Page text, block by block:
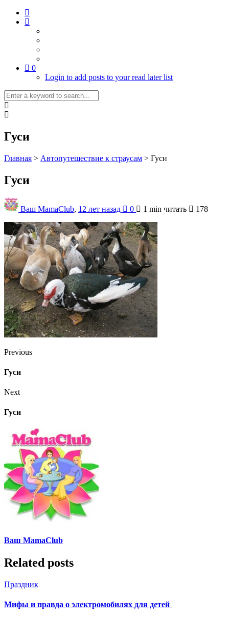
0
Login to add posts to your read later list
Гуси
Главная > Автопутешествие к страусам > Гуси
Гуси
Ваш MamaClub, 12 лет назад 0 1 min читать 178
Previous
Гуси
Next
Гуси
Ваш MamaClub
Related posts
Праздник
Мифы и правда о электромобилях для детей